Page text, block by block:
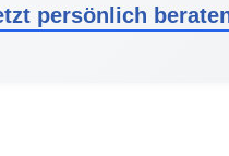
persönlich